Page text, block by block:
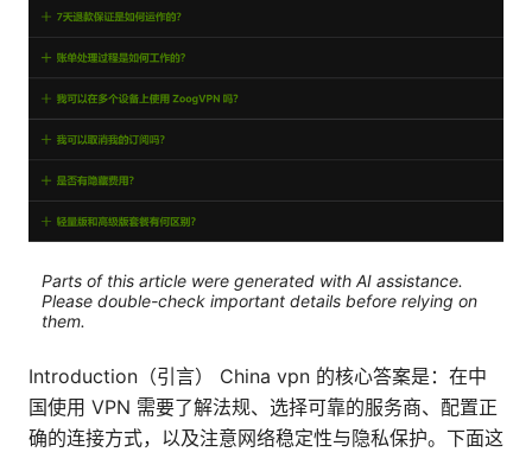
Parts of this article were generated with AI assistance.
Please double-check important details before relying on
them.
Introduction（引言） China vpn 的核心答案是：在中
国使用 VPN 需要了解法规、选择可靠的服务商、配置正
确的连接方式，以及注意网络稳定性与隐私保护。下面这